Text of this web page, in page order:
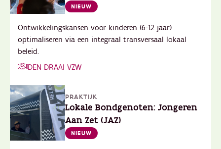
NIEUW
Ontwikkelingskansen voor kinderen (6-12 jaar)
optimaliseren via een integraal transversaal lokaal
beleid.
DEN DRAAI VZW
PRAKTIJK
Lokale Bondgenoten: Jongeren
Aan Zet (JAZ)
NIEUW